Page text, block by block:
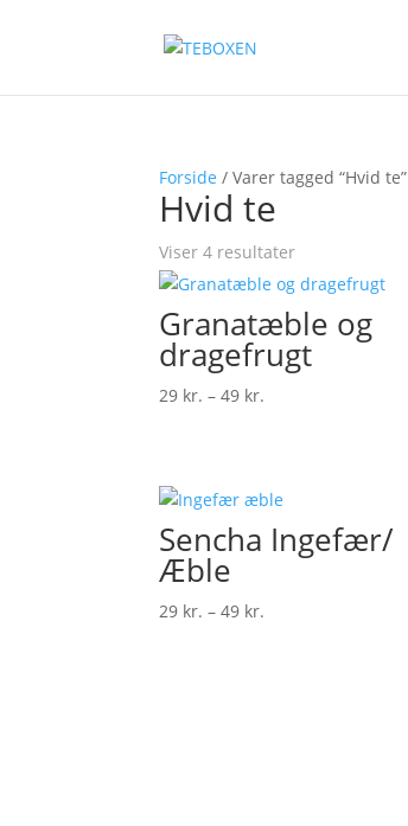
Forside / Varer tagged “Hvid te”
Hvid te
Viser 4 resultater
Granatæble og
dragefrugt
29 kr. – 49 kr.
Sencha Ingefær/
Æble
29 kr. – 49 kr.